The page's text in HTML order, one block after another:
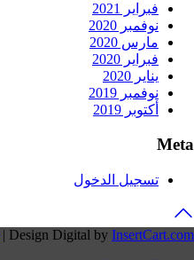
فبراير 2021
نوفمبر 2020
مارس 2020
فبراير 2020
يناير 2020
نوفمبر 2019
أكتوبر 2019
Meta
تسجيل الدخول
| Design Digital by InsertCart.com